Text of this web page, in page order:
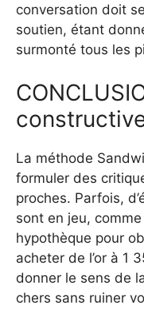
conversation doit
soutien, étant
surmonté tous les
La méthode
formuler des
proches. Parfois,
sont en jeu,
hypothèque pour
acheter de l’or à 1
donner le sens de
chers sans ruiner